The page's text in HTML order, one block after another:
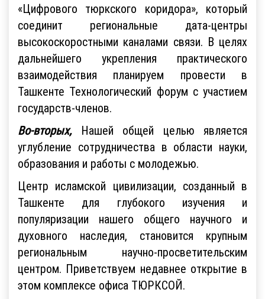
«Цифрового тюркского коридора», который
соединит региональные дата-центры
высокоскоростными каналами связи. В целях
дальнейшего укрепления практического
взаимодействия планируем провести в
Ташкенте Технологический форум с участием
государств-членов.
Во-вторых, Нашей общей целью является
углубление сотрудничества в области науки,
образования и работы с молодежью.
Центр исламской цивилизации, созданный в
Ташкенте для глубокого изучения и
популяризации нашего общего научного и
духовного наследия, становится крупным
региональным научно-просветительским
центром. Приветствуем недавнее открытие в
этом комплексе офиса TЮРКСОЙ.